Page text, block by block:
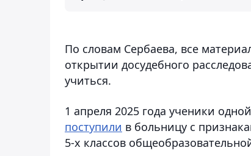
По словам Сербаева, все
открытии досудебного
учиться.
1 апреля 2025 года ученики
поступили в больницу с
5-х классов